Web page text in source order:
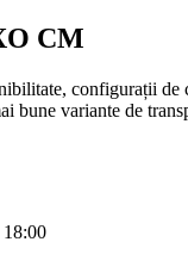
CM
configurații de
bune variante de